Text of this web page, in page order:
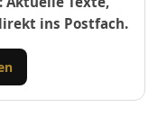
ins Postfach.